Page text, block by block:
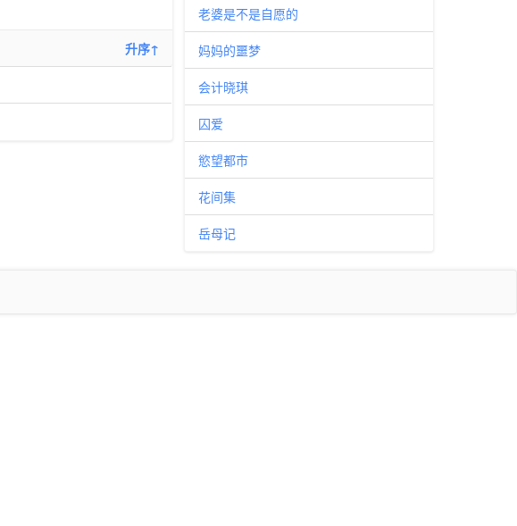
升序↑
老婆是不是自愿的
妈妈的噩梦
会计晓琪
囚爱
慾望都市
花间集
岳母记